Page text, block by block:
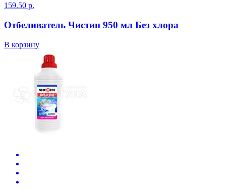
159.50 р.
Отбеливатель Чистин 950 мл Без хлора
В корзину